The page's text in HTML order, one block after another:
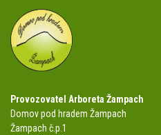
Provozovatel Arboreta Žampach
Domov pod hradem Žampach
Žampach č.p.1